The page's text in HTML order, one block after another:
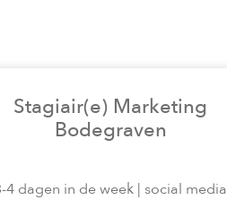
Stagiair(e) Marketing
Bodegraven
4 dagen in de week | social media